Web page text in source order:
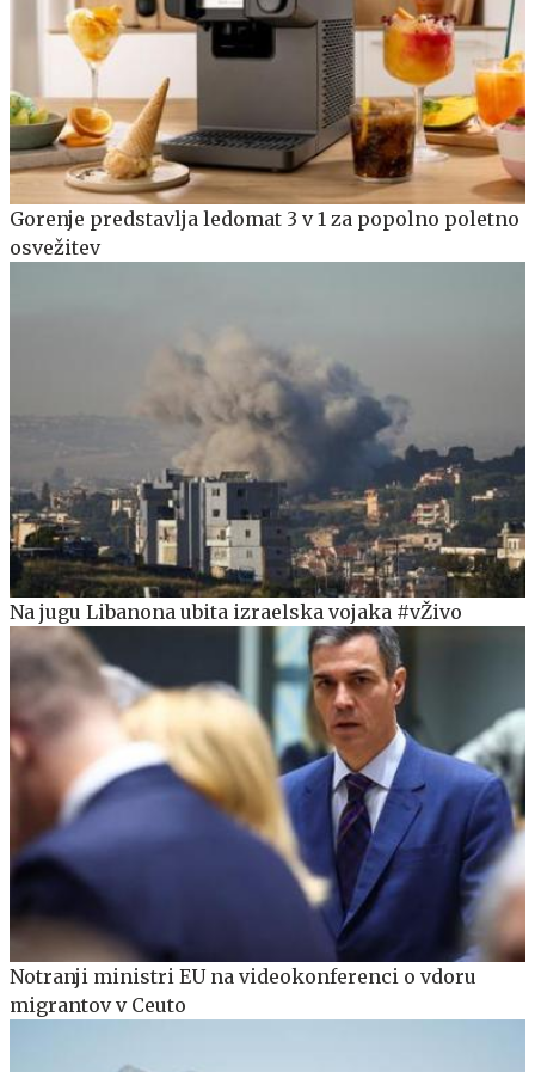
Gorenje predstavlja ledomat 3 v 1 za popolno poletno
osvežitev
Na jugu Libanona ubita izraelska vojaka #vŽivo
Notranji ministri EU na videokonferenci o vdoru
migrantov v Ceuto